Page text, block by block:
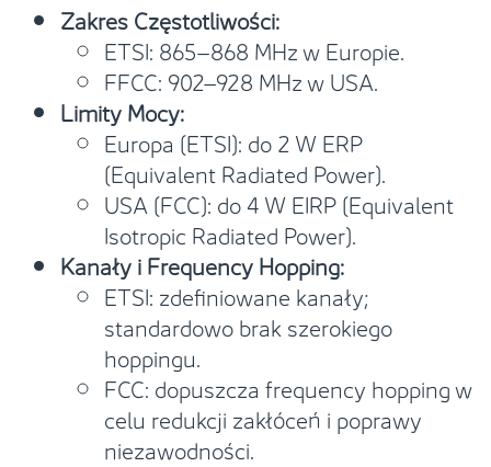
Zakres Częstotliwości:
ETSI: 865–868 MHz w Europie.
FFCC: 902–928 MHz w USA.
Limity Mocy:
Europa (ETSI): do 2 W ERP
(Equivalent Radiated Power).
USA (FCC): do 4 W EIRP (Equivalent
Isotropic Radiated Power).
Kanały i Frequency Hopping:
ETSI: zdefiniowane kanały;
standardowo brak szerokiego
hoppingu.
FCC: dopuszcza frequency hopping w
celu redukcji zakłóceń i poprawy
niezawodności.